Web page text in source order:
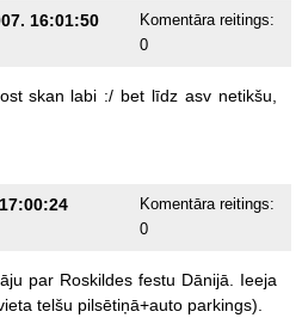
16:01:50
Komentāra reitings:
0
skan labi :/ bet līdz asv netikšu,
Komentāra reitings:
0
par Roskildes festu Dānijā.
Ieeja
telšu pilsētiņā+auto parkings).